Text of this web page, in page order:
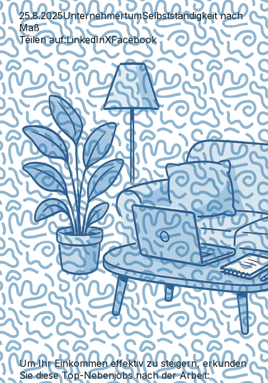
25.8.2025UnternehmertumSelbstständigkeit nach
Maß
Teilen auf:LinkedInXFacebook
Um Ihr Einkommen effektiv zu steigern, erkunden
Sie diese Top-Nebenjobs nach der Arbeit: